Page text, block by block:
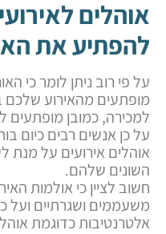
אוהלים
להפתיע את
על פי רוב ניתן לומר כי
מופתעים מהאירוע שלכם
למכירה, כמובן מופתעים
על כן אנשים רבים כיום
אוהלים אירועים על מנת
השונים שלהם.
חשוב לציין כי אולמות
משעממים ושגרתיים
אלטרנטיבות כדוגמת